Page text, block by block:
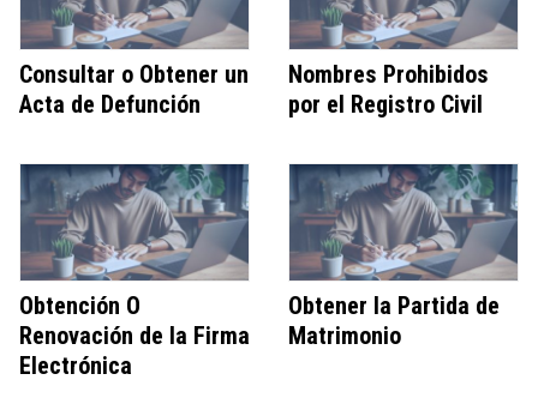
Consultar o Obtener un
Acta de Defunción
Nombres Prohibidos
por el Registro Civil
Obtención O
Renovación de la Firma
Electrónica
Obtener la Partida de
Matrimonio